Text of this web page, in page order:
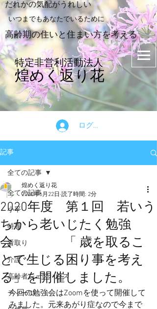
​だれかの気配がうれしい
​いつまでもあなたでいるために
​高齢期の住いと住まい方を考える
特定非営利活動法人
煌めく返り花
ログイン
記事
全ての記事
小平
特養
看取り
介護
高齢者シェアハウス
ティール
全ての記事
2020年度 第１回 若いう
ちから老いじたく勉強
会 「 歳を取るこ
とで生じる困り事を考え
る」を開催しました。
煌めく返り花
2020年6月22日 読了時間: 2分
今回の勉強会はZoomを使って開催して
みました。元来あがり症なので今まで